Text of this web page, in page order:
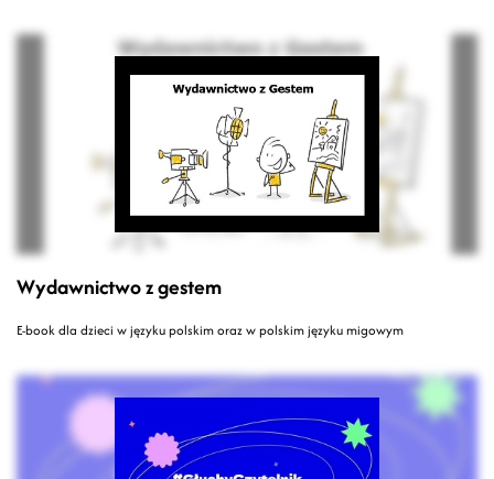
Wydawnictwo z gestem
E-book dla dzieci w języku polskim oraz w polskim języku migowym